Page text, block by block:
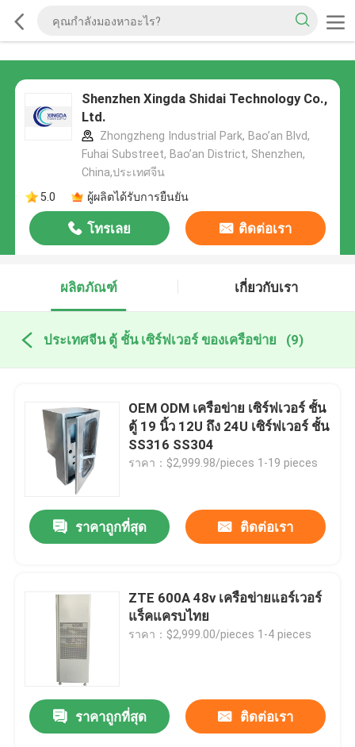
Shenzhen Xingda Shidai Technology Co.,
Ltd.
Zhongzheng Industrial Park, Bao’an Blvd,
Fuhai Substreet, Bao’an District, Shenzhen,
China,ประเทศจีน
5.0
ผู้ผลิตได้รับการยืนยัน
โทรเลย ติดต่อเรา
ผลิตภัณฑ์ เกี่ยวกับเรา
ประเทศจีน ตู้ ชั้น เซิร์ฟเวอร์ ของเครือข่าย (9)
OEM ODM เครือข่าย เซิร์ฟเวอร์ ชั้น
ตู้ 19 นิ้ว 12U ถึง 24U เซิร์ฟเวอร์ ชั้น
SS316 SS304
ราคา：$2,999.98/pieces 1-19 pieces
ราคาถูกที่สุด ติดต่อเรา
ZTE 600A 48v เครือข่ายแอร์เวอร์
แร็คแครบไทย
ราคา：$2,999.00/pieces 1-4 pieces
ราคาถูกที่สุด ติดต่อเรา